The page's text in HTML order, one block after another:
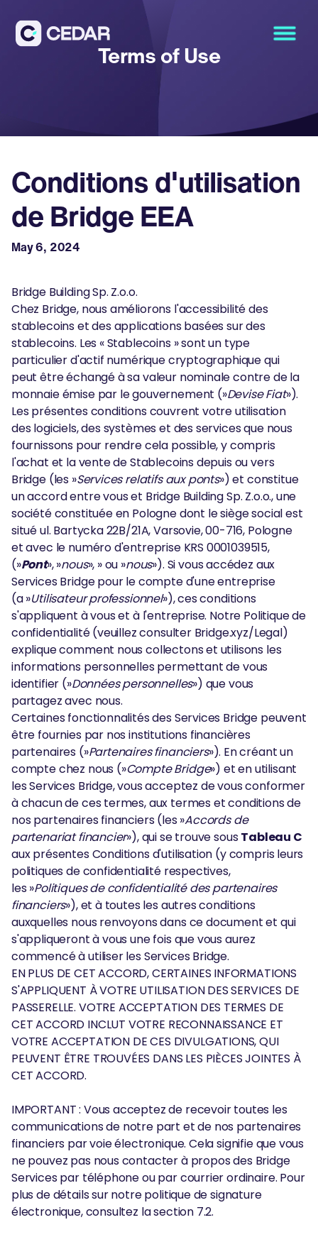
Terms of Use
Conditions d'utilisation
de Bridge EEA
May 6, 2024
Bridge Building Sp. Z.o.o.
Chez Bridge, nous améliorons l'accessibilité des
stablecoins et des applications basées sur des
stablecoins. Les « Stablecoins » sont un type
particulier d'actif numérique cryptographique qui
peut être échangé à sa valeur nominale contre de la
monnaie émise par le gouvernement (»Devise Fiat»).
Les présentes conditions couvrent votre utilisation
des logiciels, des systèmes et des services que nous
fournissons pour rendre cela possible, y compris
l'achat et la vente de Stablecoins depuis ou vers
Bridge (les »Services relatifs aux ponts») et constitue
un accord entre vous et Bridge Building Sp. Z.o.o., une
société constituée en Pologne dont le siège social est
situé ul. Bartycka 22B/21A, Varsovie, 00-716, Pologne
et avec le numéro d'entreprise KRS 0001039515,
(»Pont», »nous», » ou »nous»). Si vous accédez aux
Services Bridge pour le compte d'une entreprise
(a »Utilisateur professionnel»), ces conditions
s'appliquent à vous et à l'entreprise. Notre Politique de
confidentialité (veuillez consulter Bridge.xyz/Legal)
explique comment nous collectons et utilisons les
informations personnelles permettant de vous
identifier (»Données personnelles») que vous
partagez avec nous.
Certaines fonctionnalités des Services Bridge peuvent
être fournies par nos institutions financières
partenaires (»Partenaires financiers»). En créant un
compte chez nous (»Compte Bridge») et en utilisant
les Services Bridge, vous acceptez de vous conformer
à chacun de ces termes, aux termes et conditions de
nos partenaires financiers (les »Accords de
partenariat financier»), qui se trouve sousTableau C
aux présentes Conditions d'utilisation (y compris leurs
politiques de confidentialité respectives,
les »Politiques de confidentialité des partenaires
financiers»), et à toutes les autres conditions
auxquelles nous renvoyons dans ce document et qui
s'appliqueront à vous une fois que vous aurez
commencé à utiliser les Services Bridge.
EN PLUS DE CET ACCORD, CERTAINES INFORMATIONS
S'APPLIQUENT À VOTRE UTILISATION DES SERVICES DE
PASSERELLE. VOTRE ACCEPTATION DES TERMES DE
CET ACCORD INCLUT VOTRE RECONNAISSANCE ET
VOTRE ACCEPTATION DE CES DIVULGATIONS, QUI
PEUVENT ÊTRE TROUVÉES DANS LES PIÈCES JOINTES À
CET ACCORD.
IMPORTANT : Vous acceptez de recevoir toutes les
communications de notre part et de nos partenaires
financiers par voie électronique. Cela signifie que vous
ne pouvez pas nous contacter à propos des Bridge
Services par téléphone ou par courrier ordinaire. Pour
plus de détails sur notre politique de signature
électronique, consultez la section 7.2.